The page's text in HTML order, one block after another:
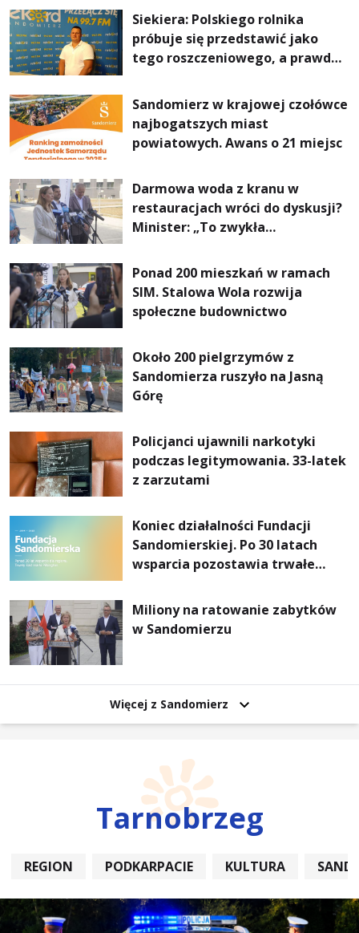
Siekiera: Polskiego rolnika
próbuje się przedstawić jako
tego roszczeniowego, a prawda
Sandomierz w krajowej czołówce
najbogatszych miast
powiatowych. Awans o 21 miejsc
Darmowa woda z kranu w
restauracjach wróci do dyskusji?
Minister: „To zwykła
Ponad 200 mieszkań w ramach
SIM. Stalowa Wola rozwija
społeczne budownictwo
Około 200 pielgrzymów z
Sandomierza ruszyło na Jasną
Górę
Policjanci ujawnili narkotyki
podczas legitymowania. 33-latek
z zarzutami
Koniec działalności Fundacji
Sandomierskiej. Po 30 latach
wsparcia pozostawia trwałe
Miliony na ratowanie zabytków
w Sandomierzu
Więcej z Sandomierz
Tarnobrzeg
REGION PODKARPACIE KULTURA